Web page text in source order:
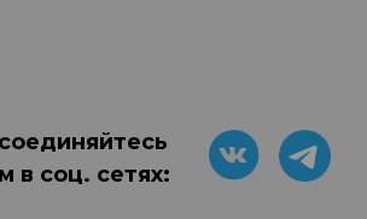
в соц. сетях: